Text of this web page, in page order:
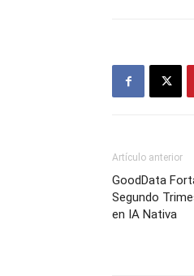
Artículo anterior
GoodData
Segundo
en IA Nativa